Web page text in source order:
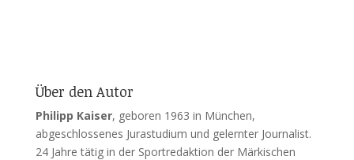
Über den Autor
Philipp Kaiser, geboren 1963 in München,
abgeschlossenes Jurastudium und gelernter Journalist.
24 Jahre tätig in der Sportredaktion der Märkischen